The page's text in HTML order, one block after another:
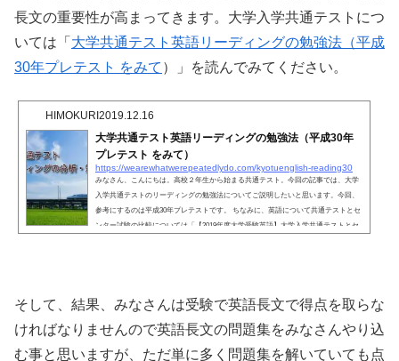
長文の重要性が高まってきます。大学入学共通テストにつ
いては「 大学共通テスト英語リーディングの勉強法（平成
30年プレテスト をみて ）」を読んでみてください。
HIMOKURI2019.12.16
大学共通テスト英語リーディングの勉強法（平成30年
プレテスト をみて）
https://wearewhatwerepeatedlydo.com/kyotuenglish-reading30
みなさん、こんにちは。高校２年生から始まる共通テスト。今回の記事では、大学
入学共通テストのリーディングの勉強法についてご説明したいと思います。今回、
参考にするのは平成30年プレテストです。 ちなみに、英語について共通テストとセ
ンター試験の比較については「【2019年度大学受験英語】大学入学共通テストとセ
そして、結果、みなさんは受験で英語長文で得点を取らな
ければなりませんので英語長文の問題集をみなさんやり込
む事と思いますが、ただ単に多く問題集を解いていても点